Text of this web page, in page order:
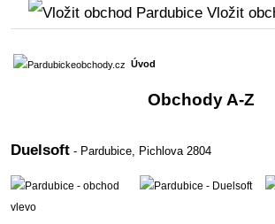
Vložit
Úvod
Obchody A-Z
Duelsoft - Pardubice, Pichlova 2804